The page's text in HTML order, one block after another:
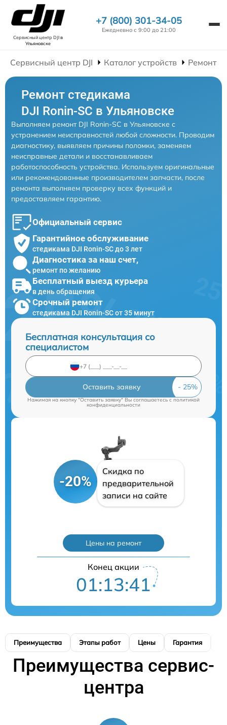
Сервисный центр DJIв
Ульяновске
+7 (800) 301-34-05
Ежедневно с 9:00 до 21:00
Сервисный центр DJI Каталог устройств Ремонт
Ремонт стедикама
DJI Ronin-SC в Ульяновске
Выполняем ремонт DJI Ronin-SC в Ульяновске с
устранением неисправностей любой сложности. Проводим
диагностику, выявляем причины поломки, заменяем
неисправные детали и восстанавливаем
работоспособность устройства. Используем оригинальные
или рекомендованные производителем запчасти, после
ремонта выполняем проверку всех функций и
предоставляем гарантию.
Официальный сервис
Гарантийное обслуживание
стедикама DJI Ronin-SC до 3 лет
Диагностика за наш счет,
ремонт по желанию
Бесплатный выезд курьера
в день обращения
Срочный ремонт
стедикама DJI Ronin-SC от 35 минут
Бесплатная консультация со
специалистом
Оставить заявку
Нажимая на кнопку "Оставить заявку" Вы соглашаетесь cполитикой
конфиденциальности
-20%
Скидка по
предварительной
записи на сайте
Цены на ремонт
Конец акции
01:13:40
Преимущества Этапы работ Цены Гарантия
Преимущества сервис-
центра